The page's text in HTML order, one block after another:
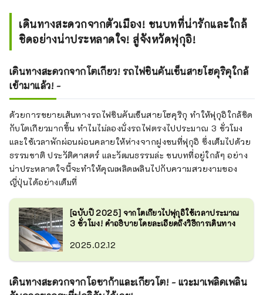
เดินทางสะดวกจากตัวเมือง! ชนบทที่น่ารักและใกล้
ชิดอย่างน่าประหลาดใจ! สู่จังหวัดฟุกุอิ!
เดินทางสะดวกจากโตเกียว! รถไฟชินคันเซ็นสายโฮคุริคุใกล้
เข้ามาแล้ว! -
ด้วยการขยายเส้นทางรถไฟชินคันเซ็นสายโฮคุริกุ ทำให้ฟุกุอิใกล้ชิด
กับโตเกียวมากขึ้น ทำไมไม่ลองนั่งรถไฟตรงไปประมาณ 3 ชั่วโมง
และใช้เวลาพักผ่อนผ่อนคลายให้ห่างจากฝูงชนที่ฟุกุอิ ซึ่งเต็มไปด้วย
ธรรมชาติ ประวัติศาสตร์ และวัฒนธรรมล่ะ ชนบทที่อยู่ใกล้ๆ อย่าง
น่าประหลาดใจนี้จะทำให้คุณเพลิดเพลินไปกับความสวยงามของ
ญี่ปุ่นได้อย่างเต็มที่
[ฉบับปี 2025] จากโตเกียวไปฟุกุอิใช้เวลาประมาณ
3 ชั่วโมง! คำอธิบายโดยละเอียดถึงวิธีการเดินทาง
2025.02.12
เดินทางสะดวกจากโอซาก้าและเกียวโต! - แวะมาเพลิดเพลิน